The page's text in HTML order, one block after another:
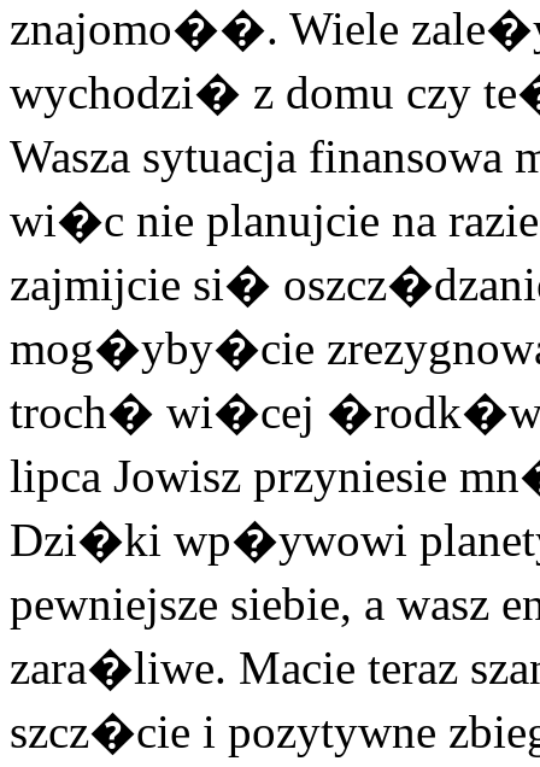
znajomo��. Wiele zale�y
wychodzi� z domu czy
Wasza sytuacja
wi�c nie planujcie na
zajmijcie si�
mog�yby�cie
troch� wi�cej �rodk�w.
lipca Jowisz przyniesie
Dzi�ki wp�ywowi
pewniejsze siebie, a
zara�liwe. Macie teraz
szcz�cie i pozytywne